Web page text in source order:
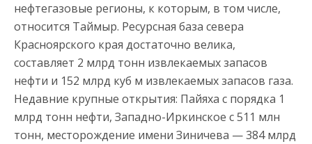
нефтегазовые регионы, к которым, в том числе,
относится Таймыр. Ресурсная база севера
Красноярского края достаточно велика,
составляет 2 млрд тонн извлекаемых запасов
нефти и 152 млрд куб м извлекаемых запасов газа.
Недавние крупные открытия: Пайяха с порядка 1
млрд тонн нефти, Западно-Иркинское с 511 млн
тонн, месторождение имени Зиничева — 384 млрд